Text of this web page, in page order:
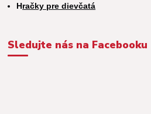
Hračky pre dievčatá
Sledujte nás na Facebooku